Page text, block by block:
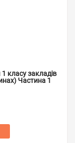
класу закладів
Частина 1